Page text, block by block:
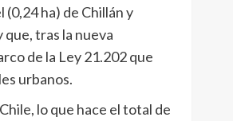
ha) de Chillán y
que, tras la nueva
de la Ley 21.202 que
urbanos.
lo que hace el total de